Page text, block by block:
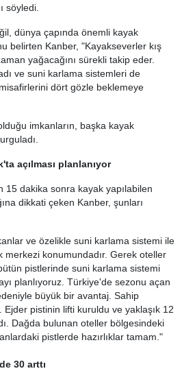
söyledi.
dünya çapında önemli kayak
belirten Kanber, "Kayakseverler kış
yağacağını sürekli takip eder.
ve suni karlama sistemleri de
dört gözle beklemeye
imkanların, başka kayak
açılması planlanıyor
dakika sonra kayak yapılabilen
dikkati çeken Kanber, şunları
ve özelikle suni karlama sistemi ile
konumundadır. Gerek oteller
pistlerinde suni karlama sistemi
planlıyoruz. Türkiye'de sezonu açan
büyük bir avantaj. Sahip
pistinin lifti kuruldu ve yaklaşık 12
Dağda bulunan oteller bölgesindeki
pistlerde hazırlıklar tamam."
30 arttı